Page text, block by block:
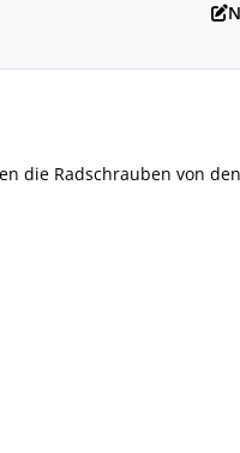
die Radschrauben von